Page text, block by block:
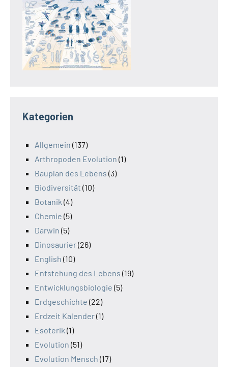
Kategorien
Allgemein (137)
Arthropoden Evolution (1)
Bauplan des Lebens (3)
Biodiversität (10)
Botanik (4)
Chemie (5)
Darwin (5)
Dinosaurier(26)
English (10)
Entstehung des Lebens (19)
Entwicklungsbiologie (5)
Erdgeschichte (22)
Erdzeit Kalender(1)
Esoterik (1)
Evolution (51)
Evolution Mensch (17)